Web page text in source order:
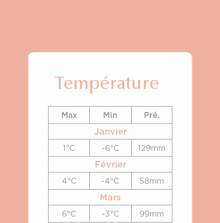
Température
Max Min Pré.
Janvier
1°C -6°C 129mm
Février
4°C -4°C 58mm
Mars
6°C -3°C 99mm